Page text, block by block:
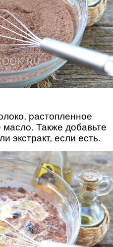
растопленное
Также добавьте
экстракт, если есть.